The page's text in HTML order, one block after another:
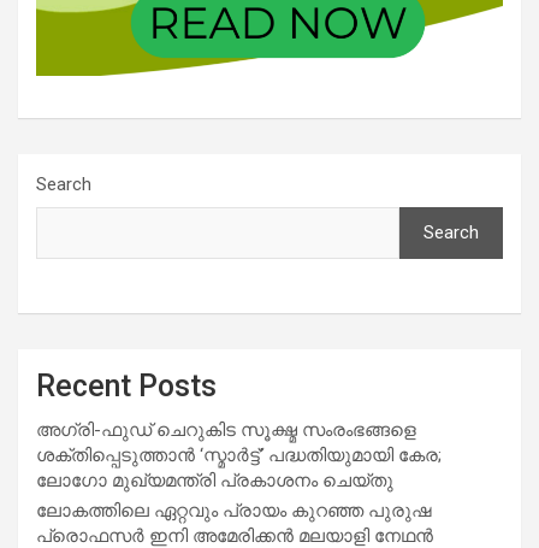
Search
Search
Recent Posts
അഗ്രി-ഫുഡ് ചെറുകിട സൂക്ഷ്മ സംരംഭങ്ങളെ
ശക്തിപ്പെടുത്താന്‍ ‘സ്മാര്‍ട്ട്’ പദ്ധതിയുമായി കേര;
ലോഗോ മുഖ്യമന്ത്രി പ്രകാശനം ചെയ്തു
ലോകത്തിലെ ഏറ്റവും പ്രായം കുറഞ്ഞ പുരുഷ
പ്രൊഫസർ ഇനി അമേരിക്കൻ മലയാളി നേഥൻ